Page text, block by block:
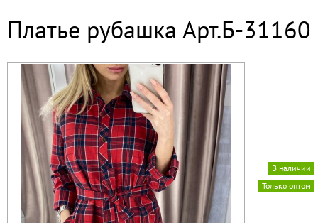
Платье рубашка Арт.Б-31160
Только оптом
В наличии